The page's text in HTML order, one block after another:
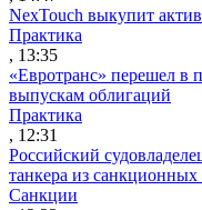
NexTouch выкупит
Практика
, 13:35
«Евротранс» перешел в
выпускам облигаций
Практика
, 12:31
Российский
танкера из санкционных
Санкции